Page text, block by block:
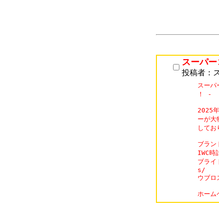
スーパ
投稿者：
スーパ
！ -
2025
ーが大
してお
ブラ
IWC
ブラ
s/
ウブ
ホーム